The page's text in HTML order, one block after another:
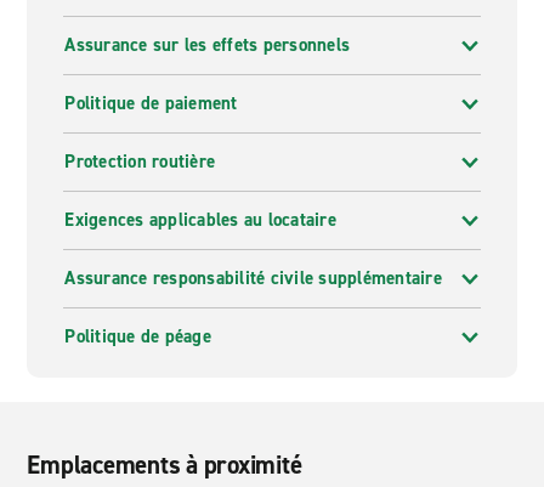
Assurance sur les effets personnels
Politique de paiement
Protection routière
Exigences applicables au locataire
Assurance responsabilité civile supplémentaire
Politique de péage
Emplacements à proximité